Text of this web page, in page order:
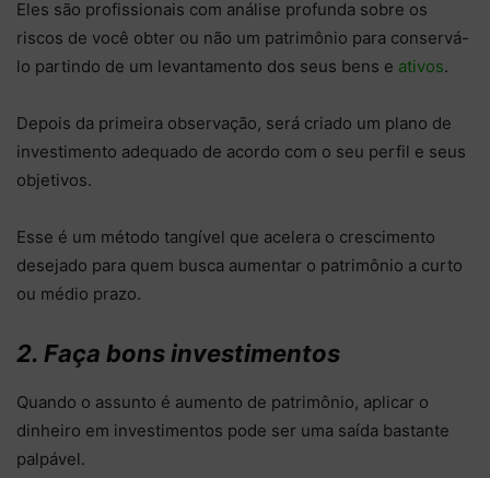
Eles são profissionais com análise profunda sobre os
riscos de você obter ou não um patrimônio para conservá-
lo partindo de um levantamento dos seus bens e ativos.
Depois da primeira observação, será criado um plano de
investimento adequado de acordo com o seu perfil e seus
objetivos.
Esse é um método tangível que acelera o crescimento
desejado para quem busca aumentar o patrimônio a curto
ou médio prazo.
2. Faça bons investimentos
Quando o assunto é aumento de patrimônio, aplicar o
dinheiro em investimentos pode ser uma saída bastante
palpável.